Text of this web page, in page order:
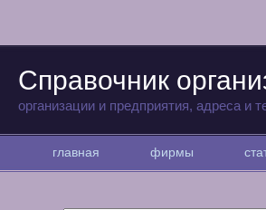
Справочник
организации и предприятия, адреса и
главная фирмы